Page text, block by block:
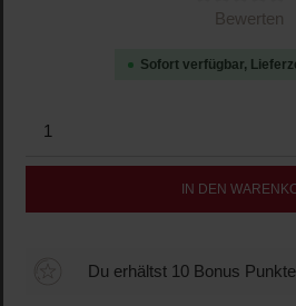
Durchschnittliche Bewertung von 0
Bewerten
Sofort verfügbar,
Produkt Anzahl: Gib den
IN DEN
Du erhältst 10 Bonus